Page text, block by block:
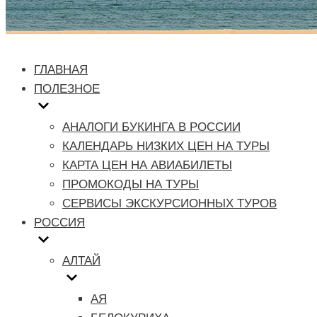
ГЛАВНАЯ
ПОЛЕЗНОЕ
АНАЛОГИ БУКИНГА В РОССИИ
КАЛЕНДАРЬ НИЗКИХ ЦЕН НА ТУРЫ
КАРТА ЦЕН НА АВИАБИЛЕТЫ
ПРОМОКОДЫ НА ТУРЫ
СЕРВИСЫ ЭКСКУРСИОННЫХ ТУРОВ
РОССИЯ
АЛТАЙ
АЯ